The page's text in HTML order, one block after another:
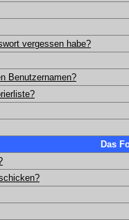
vergessen habe?
Benutzernamen?
Das